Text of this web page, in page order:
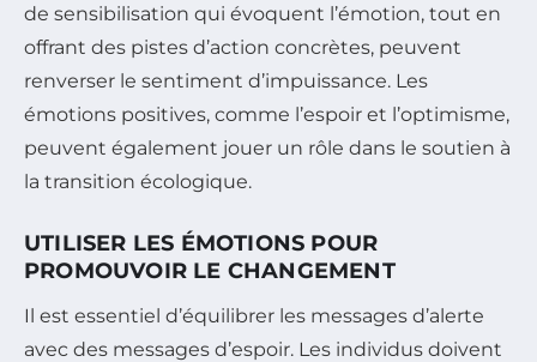
de sensibilisation qui évoquent l’émotion, tout en
offrant des pistes d’action concrètes, peuvent
renverser le sentiment d’impuissance. Les
émotions positives, comme l’espoir et l’optimisme,
peuvent également jouer un rôle dans le soutien à
la transition écologique.
UTILISER LES ÉMOTIONS POUR
PROMOUVOIR LE CHANGEMENT
Il est essentiel d’équilibrer les messages d’alerte
avec des messages d’espoir. Les individus doivent